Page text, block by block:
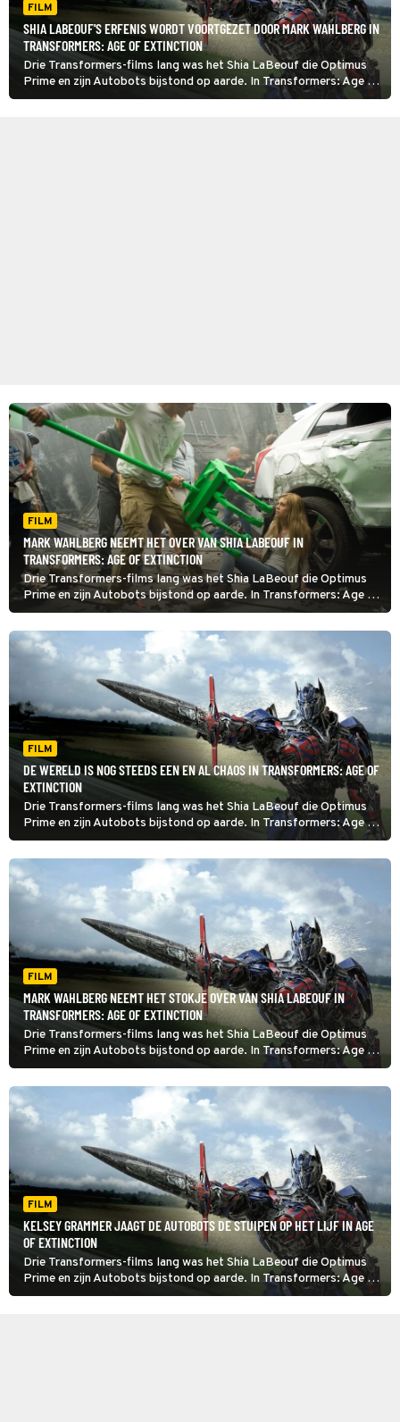
FILM
SHIA LABEOUF'S ERFENIS WORDT VOORTGEZET DOOR MARK WAHLBERG IN
TRANSFORMERS: AGE OF EXTINCTION
Drie Transformers-films lang was het Shia LaBeouf die Optimus
Prime en zijn Autobots bijstond op aarde. In Transformers: Age of
Extinction neemt Mark Wahlberg het van hem over.
FILM
MARK WAHLBERG NEEMT HET OVER VAN SHIA LABEOUF IN
TRANSFORMERS: AGE OF EXTINCTION
Drie Transformers-films lang was het Shia LaBeouf die Optimus
Prime en zijn Autobots bijstond op aarde. In Transformers: Age of
Extinction neemt Mark Wahlberg het van hem over.
FILM
DE WERELD IS NOG STEEDS EEN EN AL CHAOS IN TRANSFORMERS: AGE OF
EXTINCTION
Drie Transformers-films lang was het Shia LaBeouf die Optimus
Prime en zijn Autobots bijstond op aarde. In Transformers: Age of
Extinction neemt Mark Wahlberg het van hem over.
FILM
MARK WAHLBERG NEEMT HET STOKJE OVER VAN SHIA LABEOUF IN
TRANSFORMERS: AGE OF EXTINCTION
Drie Transformers-films lang was het Shia LaBeouf die Optimus
Prime en zijn Autobots bijstond op aarde. In Transformers: Age of
Extinction neemt Mark Wahlberg het van hem over.
FILM
KELSEY GRAMMER JAAGT DE AUTOBOTS DE STUIPEN OP HET LIJF IN AGE
OF EXTINCTION
Drie Transformers-films lang was het Shia LaBeouf die Optimus
Prime en zijn Autobots bijstond op aarde. In Transformers: Age of
Extinction neemt Mark Wahlberg het van hem over.